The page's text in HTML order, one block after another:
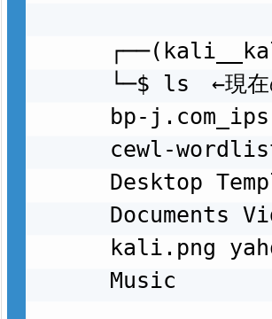
└─$ ls　←現在
bp-
cewl-
Desktop
Documents
kali.png
Music